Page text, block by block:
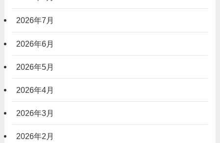
2026年7月
2026年6月
2026年5月
2026年4月
2026年3月
2026年2月